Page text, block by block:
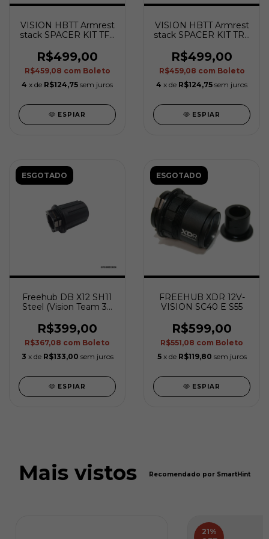
VISION HBTT Armrest
stack SPACER KIT TFA
R$499,00
R$459,08 com Boleto
4 x de R$124,75 sem juros
ESPIAR
VISION HBTT Armrest
stack SPACER KIT TRX
R$499,00
R$459,08 com Boleto
4 x de R$124,75 sem juros
ESPIAR
ESGOTADO
Freehub DB X12 SH11
Steel (Vision Team 30
U2140/U2138 EL359
R$399,00
R$367,08 com Boleto
3 x de R$133,00 sem juros
ESPIAR
ESGOTADO
FREEHUB XDR 12V-
VISION SC40 E S55
R$599,00
R$551,08 com Boleto
5 x de R$119,80 sem juros
ESPIAR
Mais vistos Recomendado por SmartHint
21%